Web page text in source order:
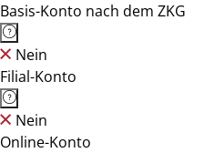
Basis-Konto nach dem ZKG
Nein
Filial-Konto
Nein
Online-Konto